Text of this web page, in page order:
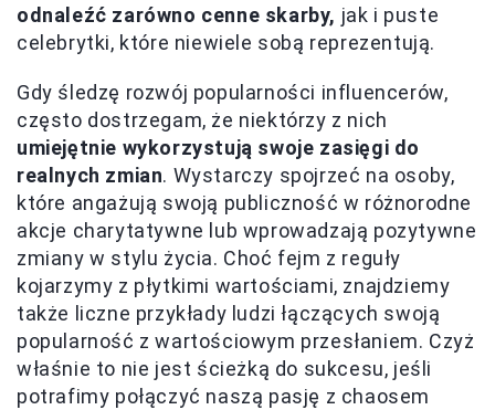
odnaleźć zarówno cenne skarby, jak i puste
celebrytki, które niewiele sobą reprezentują.
Gdy śledzę rozwój popularności influencerów,
często dostrzegam, że niektórzy z nich
umiejętnie wykorzystują swoje zasięgi do
realnych zmian. Wystarczy spojrzeć na osoby,
które angażują swoją publiczność w różnorodne
akcje charytatywne lub wprowadzają pozytywne
zmiany w stylu życia. Choć fejm z reguły
kojarzymy z płytkimi wartościami, znajdziemy
także liczne przykłady ludzi łączących swoją
popularność z wartościowym przesłaniem. Czyż
właśnie to nie jest ścieżką do sukcesu, jeśli
potrafimy połączyć naszą pasję z chaosem